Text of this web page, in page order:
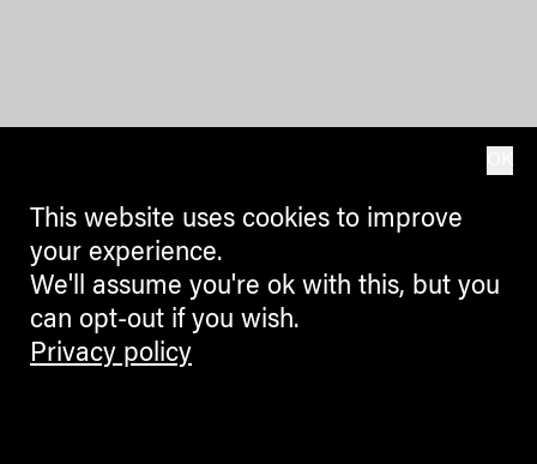
This website uses cookies to improve
your experience.
We'll assume you're ok with this, but you
can opt-out if you wish.
Privacy policy